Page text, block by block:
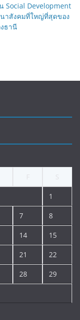
Social Development
นาสังคมที่ใหญ่ที่สุดของ
ธานี
1
7 8
14 15
21 22
28 29